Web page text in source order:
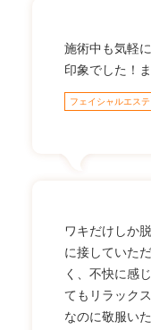
施術中も気軽
印象でした！
フェイシャルエステ
ワキだけしか
に接していた
く、不快に感
てもリラック
なのに敬服い